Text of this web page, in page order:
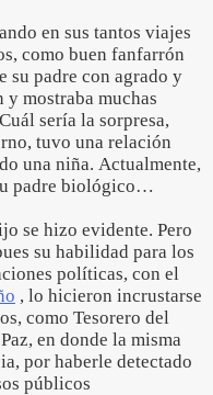
en sus tantos viajes
como buen fanfarrón
su padre con agrado y
mostraba muchas
sería la sorpresa,
tuvo una relación
una niña. Actualmente,
padre biológico…
se hizo evidente. Pero
su habilidad para los
políticas, con el
, lo hicieron incrustarse
como Tesorero del
en donde la misma
por haberle detectado
públicos